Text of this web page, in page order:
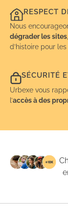
RESPECT
Nous
dégrader les sites
d’histoire pour
SÉCURITÉ
Urbexe vous
l’accès à des